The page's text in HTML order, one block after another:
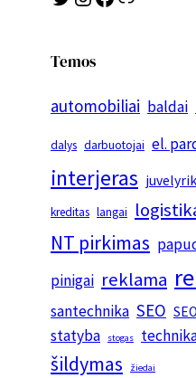
Temos
automobiliai baldai
dalys darbuotojai el.
interjeras
kreditas langai
NT pirkimas
pinigai reklama
santechnika SEO
statyba stogas
šildymas žiedai